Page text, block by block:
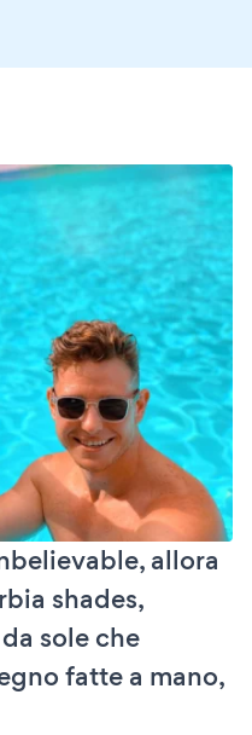
allora
shades,
sole che
fatte a mano,